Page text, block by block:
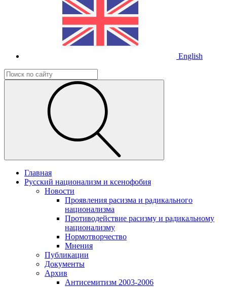
English
Главная
Русский национализм и ксенофобия
Новости
Проявления расизма и радикального
национализма
Противодействие расизму и радикальному
национализму
Нормотворчество
Мнения
Публикации
Документы
Архив
Антисемитизм 2003-2006